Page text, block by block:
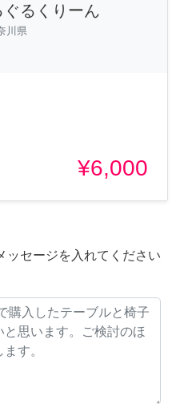
ぐるくりーん
川県
¥6,000
ッセージを入れてください